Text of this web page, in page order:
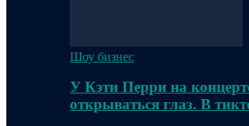
Шоу бизнес
У Кэти Перри на
открываться глаз. В